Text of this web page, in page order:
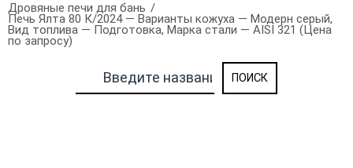
Дровяные печи для бань
Печь Ялта 80 К/2024 — Варианты кожуха — Модерн серый,
Вид топлива — Подготовка, Марка стали — AISI 321 (Цена
по запросу)